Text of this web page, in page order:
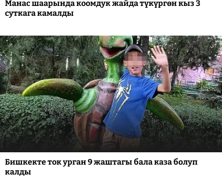
Манас шаарында коомдук жайда түкүргөн кыз 3
суткага камалды
Бишкекте ток урган 9 жаштагы бала каза болуп
калды